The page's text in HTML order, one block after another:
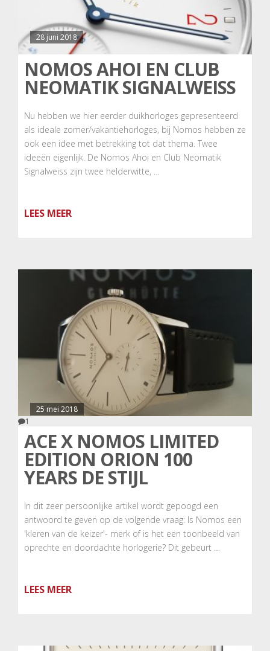
28 juni 2018
NOMOS AHOI EN CLUB
NEOMATIK SIGNALWEISS
Nu hebben we hier eerder duikhorloges gepresenteerd
als ideale zomer/vakantiehorloges, bij Nomos hebben ze
ook een idee met betrekking tot dat thema. Twee
ideeën eigenlijk. De Nomos Ahoi en Club Neomatik
Signalweiss zijn twee helderwitte, …
LEES MEER
25 mei 2018
1
ACE X NOMOS LIMITED
EDITION ORION 100
YEARS DE STIJL
In dit zeer persoonlijke artikel wordt gepoogd een
antwoord te geven op de volgende vraag: Is Nomos een
'kleren van de keizer'- merk of is het een toonbeeld van
oprechte en doordachte horlogerie? Dit gebeurt …
LEES MEER